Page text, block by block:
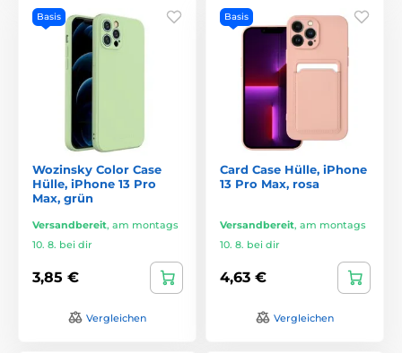
Basis
Wozinsky Color Case
Hülle, iPhone 13 Pro
Max, grün
Versandbereit, am montags
10. 8. bei dir
3,85 €
Vergleichen
Basis
Card Case Hülle, iPhone
13 Pro Max, rosa
Versandbereit, am montags
10. 8. bei dir
4,63 €
Vergleichen